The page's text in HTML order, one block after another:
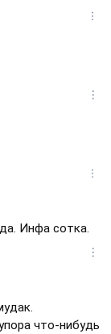
Инфа сотка.
что-нибудь